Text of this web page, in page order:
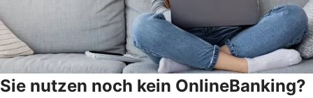
Sie nutzen noch kein OnlineBanking?